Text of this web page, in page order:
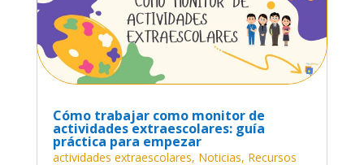
Cómo trabajar como monitor de
actividades extraescolares: guía
práctica para empezar
actividades extraescolares, Noticias, Recursos